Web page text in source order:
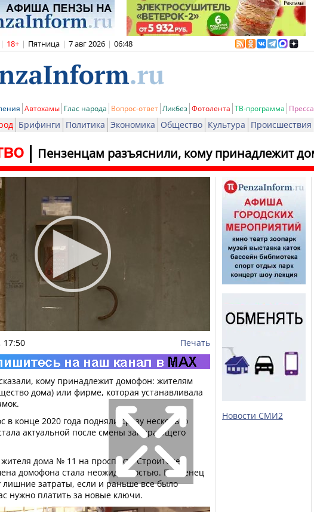
| 18+ | Пятница | 7 авг 2026 | 06:48
Автохамы Глас народа Вопрос-ответ Ликбез Фотолента ТВ-программа Пресса
Брифинги Политика Экономика Общество Культура Происшествия
Пензенцам разъяснили, кому принадлежит
17:50 Печать
кому принадлежит домофон: жителям
дома) или фирме, которая устанавливала
в конце 2020 года подняли сразу несколько
актуальной после смены запирающего
дома № 11 на проспекте Строителей
домофона стала неожиданностью. Пензенец
лишние затраты, если и раньше все было
нужно платить за новые ключи.
Новости СМИ2